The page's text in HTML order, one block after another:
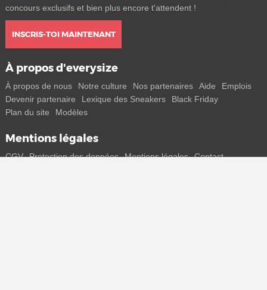
concours exclusifs et bien plus encore t'attendent !
INSCRIS-TOI MAINTENANT
À propos d'everysize
À propos de nous Notre culture Nos partenaires Aide
Emplois
Devenir partenaire
Lexique des Sneakers
Black Friday
Plan du site
Modèles
Mentions légales
CGV Protection des données Mentions légales Contact